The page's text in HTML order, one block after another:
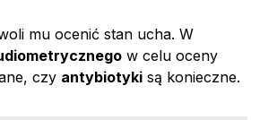
mu ocenić stan ucha. W
w celu oceny
czy antybiotyki są konieczne.